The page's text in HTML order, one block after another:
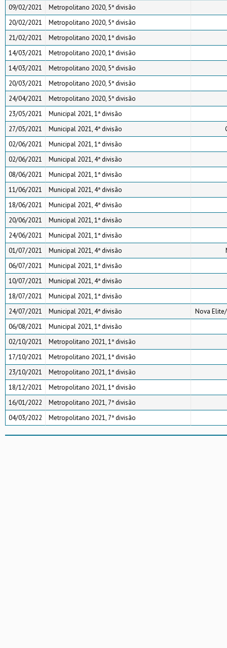
09/02/2021
Metropolitano 2020, 5ª divisão
20/02/2021
Metropolitano 2020, 5ª divisão
21/02/2021
Metropolitano 2020, 1ª divisão
14/03/2021
Metropolitano 2020, 1ª divisão
14/03/2021
Metropolitano 2020, 5ª divisão
20/03/2021
Metropolitano 2020, 5ª divisão
24/04/2021
Metropolitano 2020, 5ª divisão
23/05/2021
Municipal 2021, 1ª divisão
27/05/2021
Municipal 2021, 4ª divisão
02/06/2021
Municipal 2021, 1ª divisão
02/06/2021
Municipal 2021, 4ª divisão
08/06/2021
Municipal 2021, 1ª divisão
11/06/2021
Municipal 2021, 4ª divisão
18/06/2021
Municipal 2021, 4ª divisão
20/06/2021
Municipal 2021, 1ª divisão
24/06/2021
Municipal 2021, 1ª divisão
01/07/2021
Municipal 2021, 4ª divisão
06/07/2021
Municipal 2021, 1ª divisão
10/07/2021
Municipal 2021, 4ª divisão
18/07/2021
Municipal 2021, 1ª divisão
24/07/2021
Municipal 2021, 4ª divisão
Nova
06/08/2021
Municipal 2021, 1ª divisão
02/10/2021
Metropolitano 2021, 1ª divisão
17/10/2021
Metropolitano 2021, 1ª divisão
23/10/2021
Metropolitano 2021, 1ª divisão
18/12/2021
Metropolitano 2021, 1ª divisão
16/01/2022
Metropolitano 2021, 7ª divisão
04/03/2022
Metropolitano 2021, 7ª divisão